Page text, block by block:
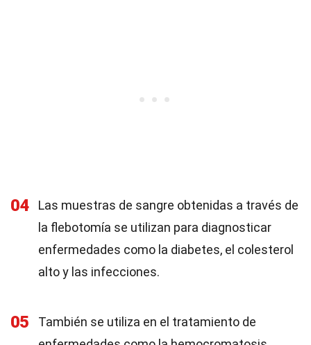
04
Las muestras de sangre obtenidas a través de
la flebotomía se utilizan para diagnosticar
enfermedades como la diabetes, el colesterol
alto y las infecciones.
05
También se utiliza en el tratamiento de